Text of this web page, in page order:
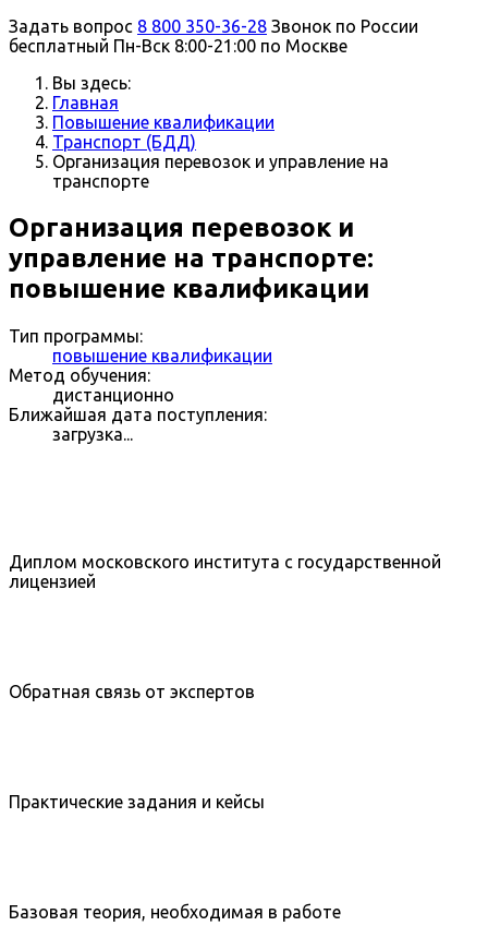
Задать вопрос 8 800 350-36-28 Звонок по России
бесплатный Пн-Вск 8:00-21:00 по Москве
Вы здесь:
Главная
Повышение квалификации
Транспорт (БДД)
Организация перевозок и управление на
транспорте
Организация перевозок и
управление на транспорте:
повышение квалификации
Тип программы:
повышение квалификации
Метод обучения:
дистанционно
Ближайшая дата поступления:
загрузка...
Диплом московского института с государственной
лицензией
Обратная связь от экспертов
Практические задания и кейсы
Базовая теория, необходимая в работе